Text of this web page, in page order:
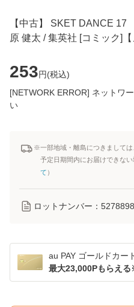
【中古】 SKET DANCE 17
原 健太 / 集英社 [コミック]【
253円(税込)
[NETWORK ERROR] ネットワ
い
※一部地域・離島につきまして
予定日期間内にお届けできな
て ）
ロットナンバー：
au PAY ゴールドカー
最大23,000Pもらえ